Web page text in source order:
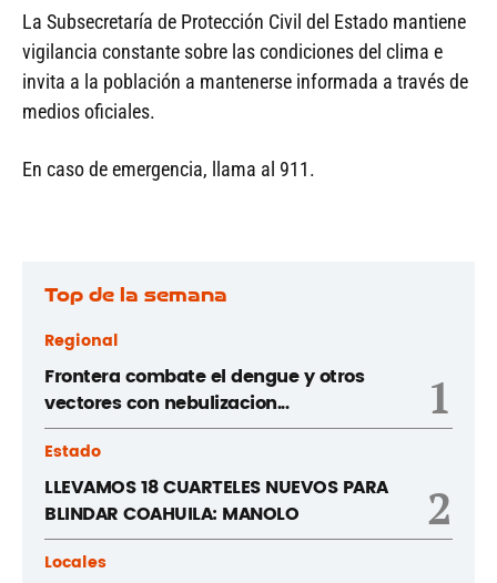
La Subsecretaría de Protección Civil del Estado mantiene
vigilancia constante sobre las condiciones del clima e
invita a la población a mantenerse informada a través de
medios oficiales.
En caso de emergencia, llama al 911.
Top de la semana
Regional
Frontera combate el dengue y otros
vectores con nebulizacion...
1
Estado
LLEVAMOS 18 CUARTELES NUEVOS PARA
BLINDAR COAHUILA: MANOLO
2
Locales